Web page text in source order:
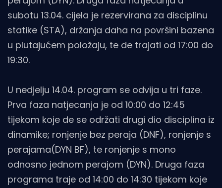
subotu 13.04. cijela je rezervirana za disciplinu
statike (STA), držanja daha na površini bazena
u plutajućem položaju, te de trajati od 17:00 do
19:30.
U nedjelju 14.04. program se odvija u tri faze.
Prva faza natjecanja je od 10:00 do 12:45
tijekom koje de se održati drugi dio disciplina iz
dinamike; ronjenje bez peraja (DNF), ronjenje s
perajama(DYN BF), te ronjenje s mono
odnosno jednom perajom (DYN). Druga faza
programa traje od 14:00 do 14:30 tijekom koje